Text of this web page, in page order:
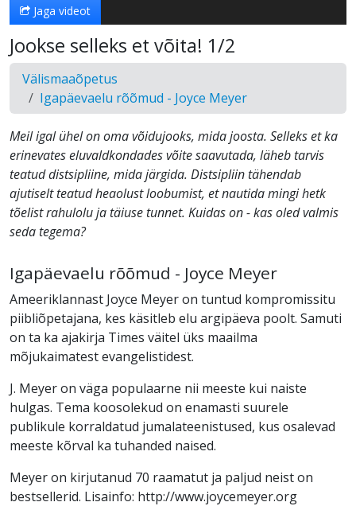
Jaga videot
Jookse selleks et võita! 1/2
Välismaaõpetus
Igapäevaelu rõõmud - Joyce Meyer
Meil igal ühel on oma võidujooks, mida joosta. Selleks et ka
erinevates eluvaldkondades võite saavutada, läheb tarvis
teatud distsipliine, mida järgida. Distsipliin tähendab
ajutiselt teatud heaolust loobumist, et nautida mingi hetk
tõelist rahulolu ja täiuse tunnet. Kuidas on - kas oled valmis
seda tegema?
Igapäevaelu rõõmud - Joyce Meyer
Ameeriklannast Joyce Meyer on tuntud kompromissitu
piibliõpetajana, kes käsitleb elu argipäeva poolt. Samuti
on ta ka ajakirja Times väitel üks maailma
mõjukaimatest evangelistidest.
J. Meyer on väga populaarne nii meeste kui naiste
hulgas. Tema koosolekud on enamasti suurele
publikule korraldatud jumalateenistused, kus osalevad
meeste kõrval ka tuhanded naised.
Meyer on kirjutanud 70 raamatut ja paljud neist on
bestsellerid. Lisainfo: http://www.joycemeyer.org